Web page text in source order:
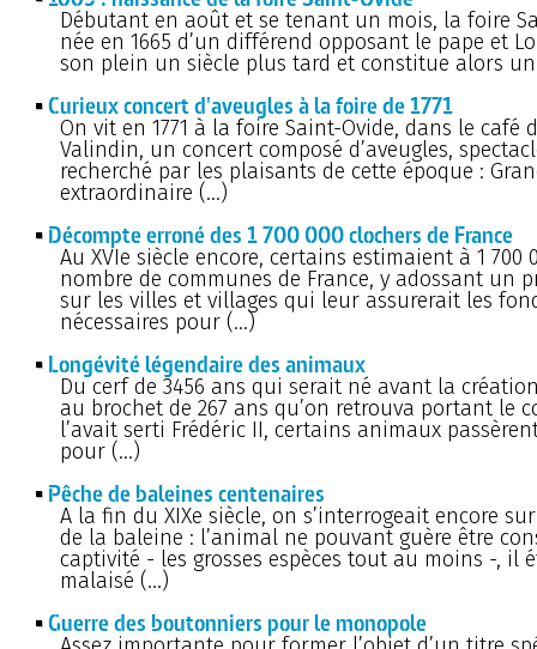
Débutant en août et se tenant un mois, la foire
née en 1665 d’un différend opposant le pape et
son plein un siècle plus tard et constitue alors
Curieux concert d'aveugles à la foire de 1771
On vit en 1771 à la foire Saint-Ovide, dans le café
Valindin, un concert composé d’aveugles,
recherché par les plaisants de cette époque :
extraordinaire (…)
Décompte erroné des 1 700 000 clochers de France
Au XVIe siècle encore, certains estimaient à 1 700
nombre de communes de France, y adossant un
sur les villes et villages qui leur assurerait les
nécessaires pour (…)
Longévité légendaire des animaux
Du cerf de 3456 ans qui serait né avant la
au brochet de 267 ans qu’on retrouva portant le
l’avait serti Frédéric II, certains animaux
pour (…)
Pêche de baleines centenaires
A la fin du XIXe siècle, on s’interrogeait encore
de la baleine : l’animal ne pouvant guère être
captivité - les grosses espèces tout au moins -, il
malaisé (…)
Guerre des boutonniers pour le monopole